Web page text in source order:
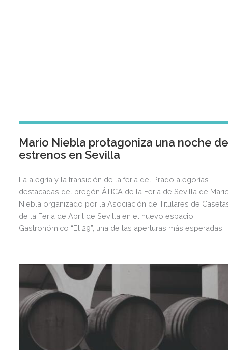
Mario Niebla protagoniza una noche
estrenos en Sevilla
La alegría y la transición de la feria del Prado alegorías
destacadas del pregón ÁTICA de la Feria de Sevilla de
Niebla organizado por la Asociación de Titulares de
de la Feria de Abril de Sevilla en el nuevo espacio
Gastronómico “El 29”, una de las aperturas más esperadas